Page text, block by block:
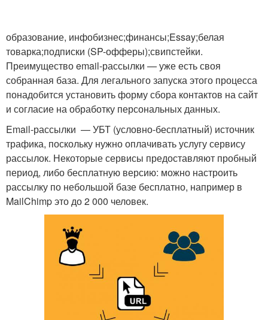
образование, инфобизнес;финансы;Essay;белая
товарка;подписки (SP-офферы);свипстейки.
Преимущество email-рассылки — уже есть своя
собранная база. Для легального запуска этого процесса
понадобится установить форму сбора контактов на сайт
и согласие на обработку персональных данных.
Email-рассылки — УБТ (условно-бесплатный) источник
трафика, поскольку нужно оплачивать услугу сервису
рассылок. Некоторые сервисы предоставляют пробный
период, либо бесплатную версию: можно настроить
рассылку по небольшой базе бесплатно, например в
MailChimp это до 2 000 человек.